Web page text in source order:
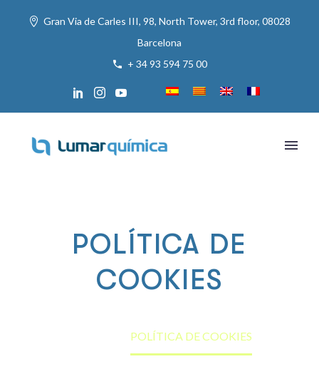
Gran Via de Carles III, 98, North Tower, 3rd floor, 08028
Barcelona
+ 34 93 594 75 00
POLÍTICA DE
COOKIES
POLÍTICA DE COOKIES